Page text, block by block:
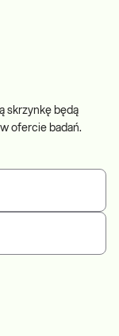
skrzynkę będą
ofercie badań.